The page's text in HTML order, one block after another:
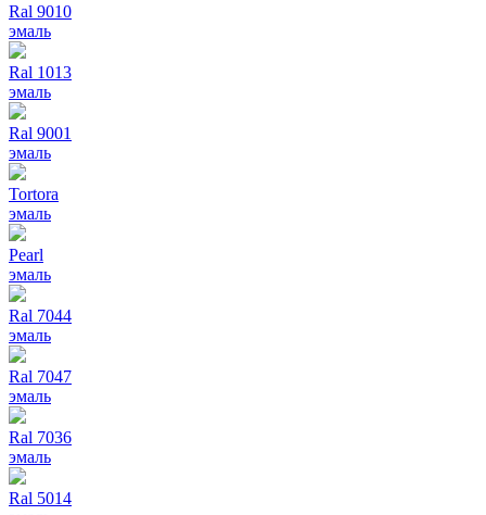
Ral 9010
эмаль
Ral 1013
эмаль
Ral 9001
эмаль
Tortora
эмаль
Pearl
эмаль
Ral 7044
эмаль
Ral 7047
эмаль
Ral 7036
эмаль
Ral 5014